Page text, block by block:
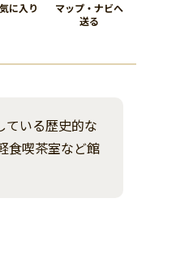
に入り
マップ・ナビへ
送る
ている歴史的な
食喫茶室など館